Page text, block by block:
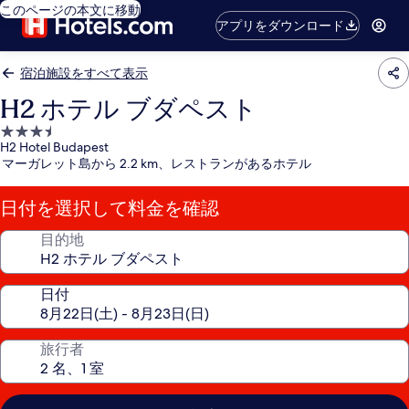
このページの本文に移動
アプリをダウンロード
宿泊施設をすべて表示
H2 ホテル ブダペスト
3.5
つ
星
宿
泊
施
H2 Hotel Budapest
マーガレット島から 2.2 km、レストランがあるホテル
日付を選択して料金を確認
目的地
日付
旅行者